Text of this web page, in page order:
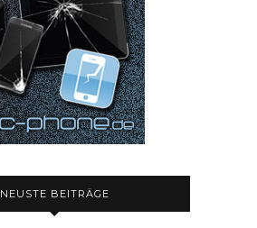
NEUSTE BEITRÄGE